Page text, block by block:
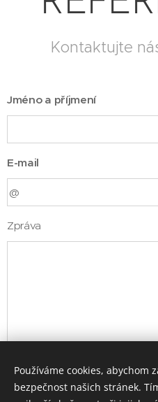
Kontaktujte
Jméno a příjmení
E-mail
Zpráva
Používáme cookies, abychom
bezpečnost našich stránek.